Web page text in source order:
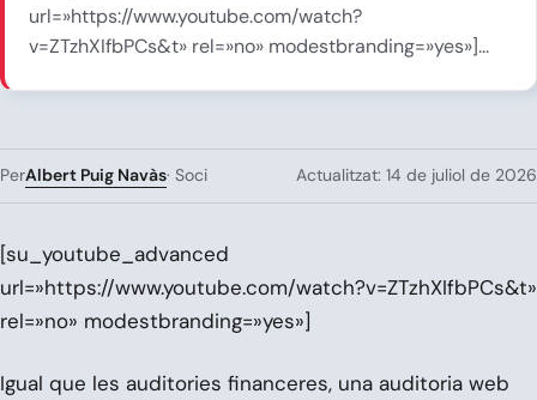
url=»https://www.youtube.com/watch?
v=ZTzhXIfbPCs&t» rel=»no» modestbranding=»yes»]...
PerAlbert Puig Navàs· Soci Actualitzat: 14 de juliol de 2026
[su_youtube_advanced
url=»https://www.youtube.com/watch?v=ZTzhXIfbPCs&t»
rel=»no» modestbranding=»yes»]
Igual que les auditories financeres, una auditoria web